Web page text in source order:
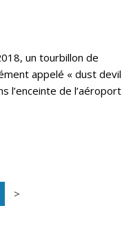
un tourbillon de
appelé « dust devil
l’enceinte de l’aéroport